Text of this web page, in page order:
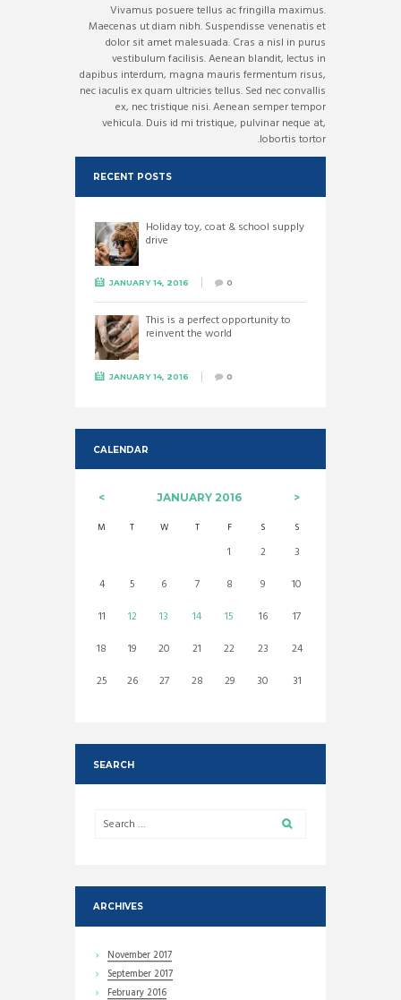
Vivamus posuere tellus ac fringilla maximus.
Maecenas ut diam nibh. Suspendisse venenatis et
dolor sit amet malesuada. Cras a nisl in purus
vestibulum facilisis. Aenean blandit, lectus in
dapibus interdum, magna mauris fermentum risus,
nec iaculis ex quam ultricies tellus. Sed nec convallis
ex, nec tristique nisi. Aenean semper tempor
vehicula. Duis id mi tristique, pulvinar neque at,
lobortis tortor.
RECENT POSTS
Holiday toy, coat & school supply
drive
JANUARY 14, 2016 0
This is a perfect opportunity to
reinvent the world
JANUARY 14, 2016 0
CALENDAR
JANUARY 2016
M T W T F S S
1 2
3
4
5 6 7 8 9
10
11
12 13 14 15 16
17
18
19 20 21 22 23
24
25
26 27 28 29 30 31
SEARCH
ARCHIVES
November 2017
September 2017
February 2016